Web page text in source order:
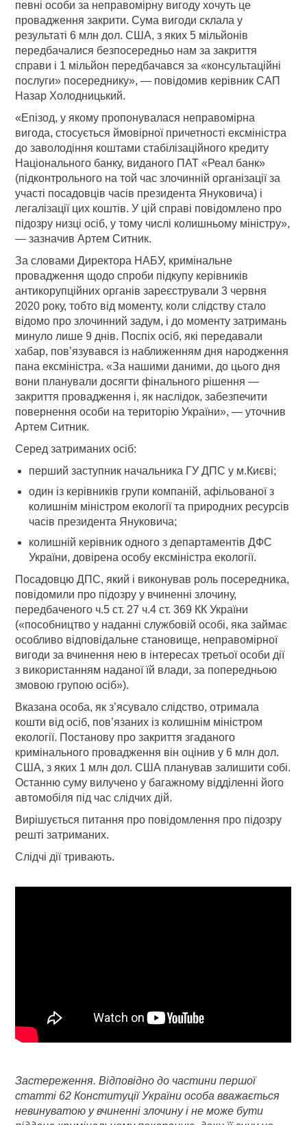
певні особи за неправомірну вигоду хочуть це
провадження закрити. Сума вигоди склала у
результаті 6 млн дол. США, з яких 5 мільйонів
передбачалися безпосередньо нам за закриття
справи і 1 мільйон передбачався за «консультаційні
послуги» посереднику», — повідомив керівник САП
Назар Холодницький.
«Епізод, у якому пропонувалася неправомірна
вигода, стосується ймовірної причетності ексміністра
до заволодіння коштами стабілізаційного кредиту
Національного банку, виданого ПАТ «Реал банк»
(підконтрольного на той час злочинній організації за
участі посадовців часів президента Януковича) і
легалізації цих коштів. У цій справі повідомлено про
підозру низці осіб, у тому числі колишньому міністру»,
— зазначив Артем Ситник.
За словами Директора НАБУ, кримінальне
провадження щодо спроби підкупу керівників
антикорупційних органів зареєстрували 3 червня
2020 року, тобто від моменту, коли слідству стало
відомо про злочинний задум, і до моменту затримань
минуло лише 9 днів. Поспіх осіб, які передавали
хабар, пов’язувався із наближенням дня народження
пана ексміністра. «За нашими даними, до цього дня
вони планували досягти фінального рішення —
закриття провадження і, як наслідок, забезпечити
повернення особи на територію України», — уточнив
Артем Ситник.
Серед затриманих осіб:
перший заступник начальника ГУ ДПС у м.Києві;
один із керівників групи компаній, афільованої з
колишнім міністром екології та природних ресурсів
часів президента Януковича;
колишній керівник одного з департаментів ДФС
України, довірена особу ексміністра екології.
Посадовцю ДПС, який і виконував роль посередника,
повідомили про підозру у вчиненні злочину,
передбаченого ч.5 ст. 27 ч.4 ст. 369 КК України
(«пособництво у наданні службовій особі, яка займає
особливо відповідальне становище, неправомірної
вигоди за вчинення нею в інтересах третьої особи дії
з використанням наданої їй влади, за попередньою
змовою групою осіб»).
Вказана особа, як з’ясувало слідство, отримала
кошти від осіб, пов’язаних із колишнім міністром
екології. Постанову про закриття згаданого
кримінального провадження він оцінив у 6 млн дол.
США, з яких 1 млн дол. США планував залишити собі.
Останню суму вилучено у багажному відділенні його
автомобіля під час слідчих дій.
Вирішується питання про повідомлення про підозру
решті затриманих.
Слідчі дії тривають.
Застереження. Відповідно до частини першої
статті 62 Конституції України особа вважається
невинуватою у вчиненні злочину і не може бути